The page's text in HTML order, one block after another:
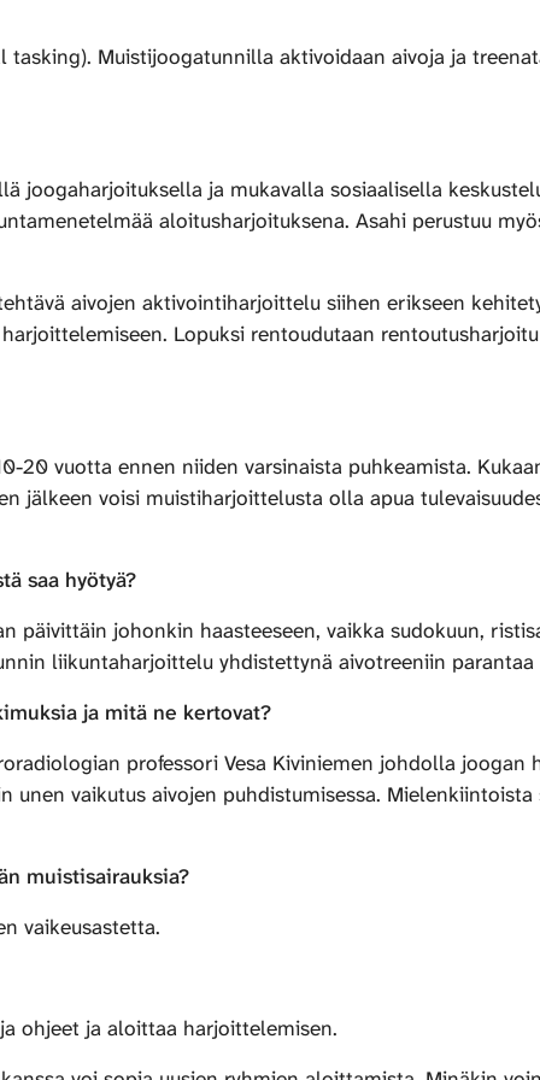
Muistijoogatunnilla aktivoidaan aivoja ja
joogaharjoituksella ja mukavalla sosiaalisella
aloitusharjoituksena. Asahi perustuu
aivojen aktivointiharjoittelu siihen erikseen
Lopuksi rentoudutaan
20 vuotta ennen niiden varsinaista puhkeamista.
jälkeen voisi muistiharjoittelusta olla apua
saa hyötyä?
päivittäin johonkin haasteeseen, vaikka sudokuun,
liikuntaharjoittelu yhdistettynä aivotreeniin
ja mitä ne kertovat?
professori Vesa Kiviniemen johdolla joogan
unen vaikutus aivojen puhdistumisessa.
muistisairauksia?
vaikeusastetta.
ohjeet ja aloittaa harjoittelemisen.